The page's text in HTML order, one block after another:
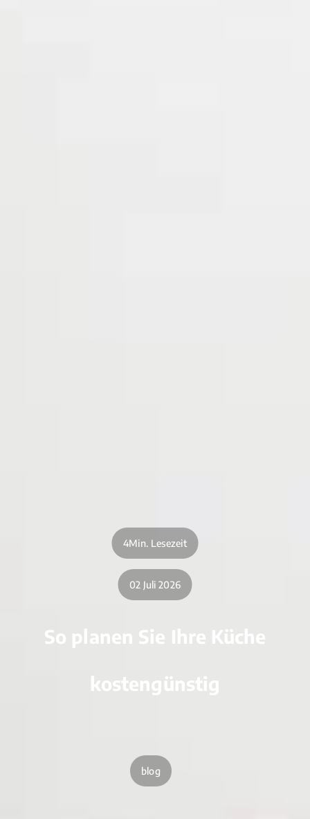
4Min. Lesezeit
02 Juli 2026
So planen Sie Ihre Küche
kostengünstig
blog